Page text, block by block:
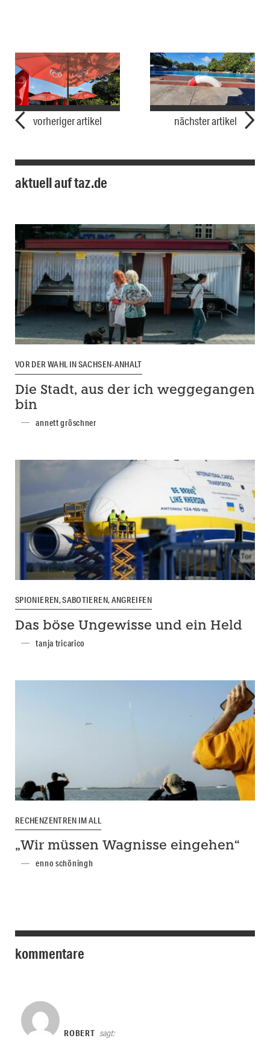
vorheriger artikel nächster artikel
aktuell auf taz.de
VOR DER WAHL IN SACHSEN-ANHALT
Die Stadt, aus der ich weggegangen
bin
annett gröschner
SPIONIEREN, SABOTIEREN, ANGREIFEN
Das böse Ungewisse und ein Held
tanja tricarico
RECHENZENTREN IM ALL
„Wir müssen Wagnisse eingehen“
enno schöningh
kommentare
ROBERT sagt: